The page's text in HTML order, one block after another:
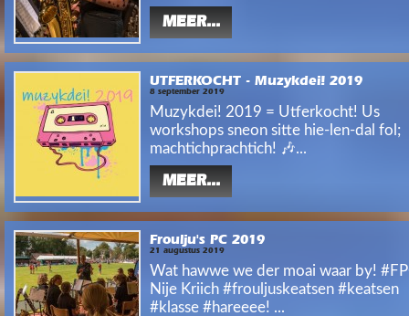
MEER...
UTFERKOCHT - Muzykdei! 2019
8 september 2019
Muzykdei! 2019 = Utferkocht! Us
workshops sneon sitte hie-len-dal fol;
machtichprachtich! 🎶...
MEER...
Froulju's PC 2019
21 augustus 2019
Wat hawwe we der moai waar by!
Nije Kriich #frouljuskeatsen #keatsen
#klasse #hareeee! ...